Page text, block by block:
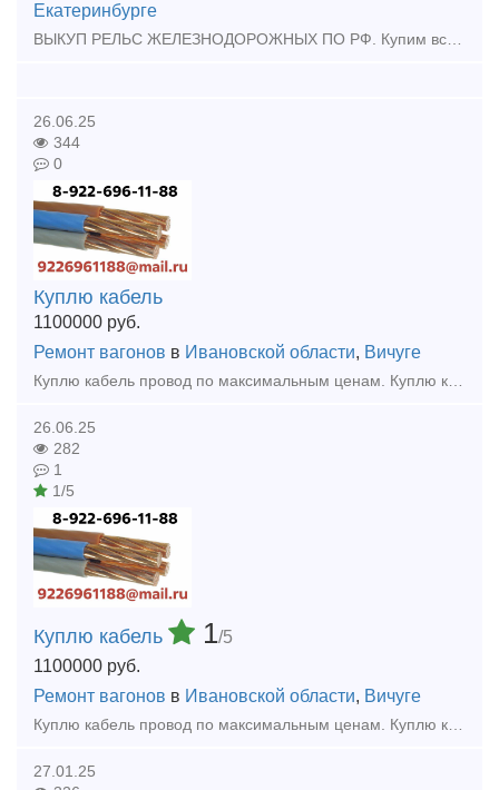
Екатеринбурге
ВЫКУП РЕЛЬС ЖЕЛЕЗНОДОРОЖНЫХ ПО РФ. Купим всп жд Выкуп рельс бу Скупка жд путей Подкладки, накладки рельс, разбор жд путей. Болты - Костыли - Гайки Противоугон П65 - Шуруп Путевой -
26.06.25
344
0
Куплю кабель
1100000 руб.
Ремонт вагонов в Ивановской области, Вичуге
Куплю кaбeль провод по максимальным ценам. Куплю кабель силовой, кабель контрольный, кабель гибкий шланговый, провод с хранения, невостребованный, неликвид, остатки, новый, оптом, Дорого.
26.06.25
282
1
1/5
Куплю кабель 1/5
1100000 руб.
Ремонт вагонов в Ивановской области, Вичуге
Куплю кaбeль провод по максимальным ценам. Куплю кабель силовой, кабель контрольный, кабель гибкий шланговый, провод с хранения, невостребованный, неликвид, остатки, новый, оптом, Дорого.
27.01.25